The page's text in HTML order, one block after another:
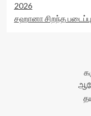
2026
சஹானா சிறந்த